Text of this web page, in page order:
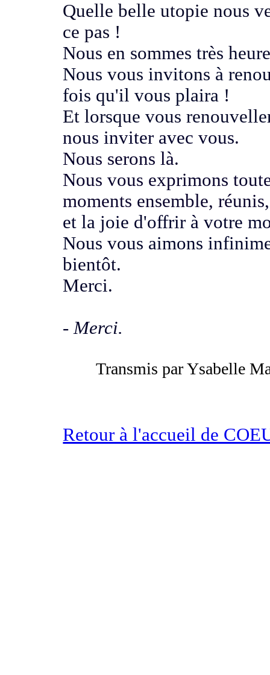
Quelle belle utopie nous
ce pas !
Nous en sommes très
Nous vous invitons à
fois qu'il vous plaira !
Et lorsque vous
nous inviter avec vous.
Nous serons là.
Nous vous exprimons
moments ensemble, réunis
et la joie d'offrir à votre
Nous vous aimons
bientôt.
Merci.
- Merci.
Transmis par Ysabelle
Retour à l'accueil de